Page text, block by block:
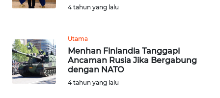
4 tahun yang lalu
Utama
Menhan Finlandia Tanggapi
Ancaman Rusia Jika Bergabung
dengan NATO
4 tahun yang lalu
SUMSEL
BENGKULU
WN
LAMPUNG